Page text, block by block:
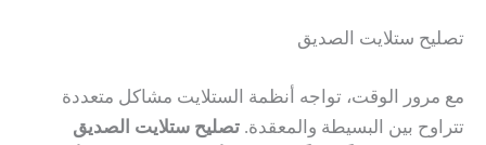
تصليح ستلايت الصديق
مع مرور الوقت، تواجه أنظمة الستلايت مشاكل متعددة
تتراوح بين البسيطة والمعقدة. تصليح ستلايت الصديق